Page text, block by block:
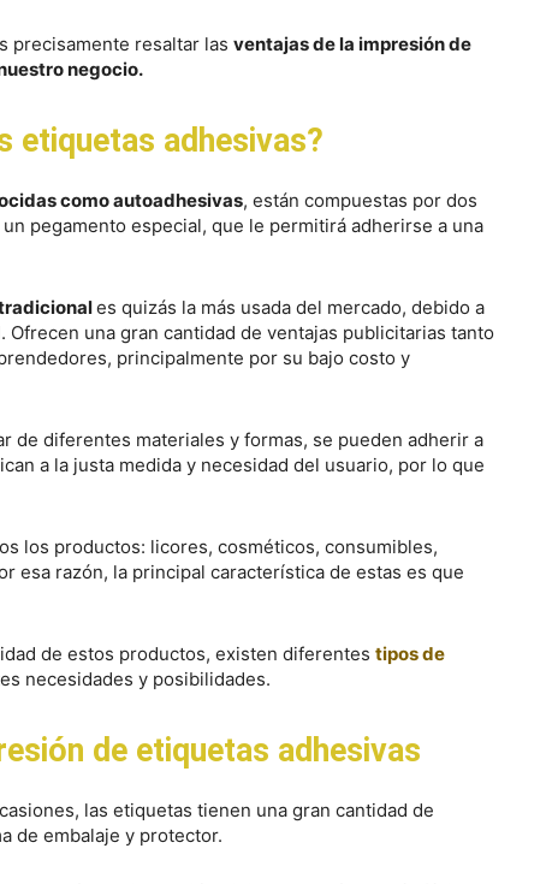
precisamente resaltar las ventajas de la impresión de
negocio.
etiquetas adhesivas?
como autoadhesivas, están compuestas por dos
pegamento especial, que le permitirá adherirse a una
es quizás la más usada del mercado, debido a
una gran cantidad de ventajas publicitarias tanto
principalmente por su bajo costo y
de diferentes materiales y formas, se pueden adherir a
a la justa medida y necesidad del usuario, por lo que
los productos: licores, cosméticos, consumibles,
esa razón, la principal característica de estas es que
de estos productos, existen diferentes tipos de
necesidades y posibilidades.
de etiquetas adhesivas
las etiquetas tienen una gran cantidad de
de embalaje y protector.